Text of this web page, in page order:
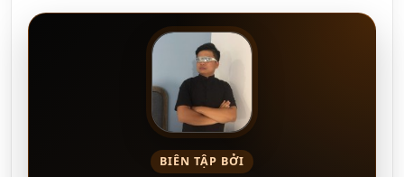
BIÊN TẬP BỞI